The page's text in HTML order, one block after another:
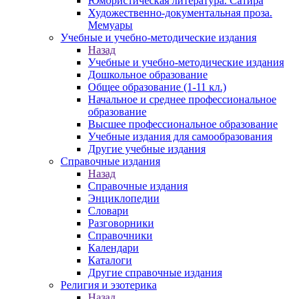
Художественно-документальная проза.
Мемуары
Учебные и учебно-методические издания
Назад
Учебные и учебно-методические издания
Дошкольное образование
Общее образование (1-11 кл.)
Начальное и среднее профессиональное
образование
Высшее профессиональное образование
Учебные издания для самообразования
Другие учебные издания
Справочные издания
Назад
Справочные издания
Энциклопедии
Словари
Разговорники
Справочники
Календари
Каталоги
Другие справочные издания
Религия и эзотерика